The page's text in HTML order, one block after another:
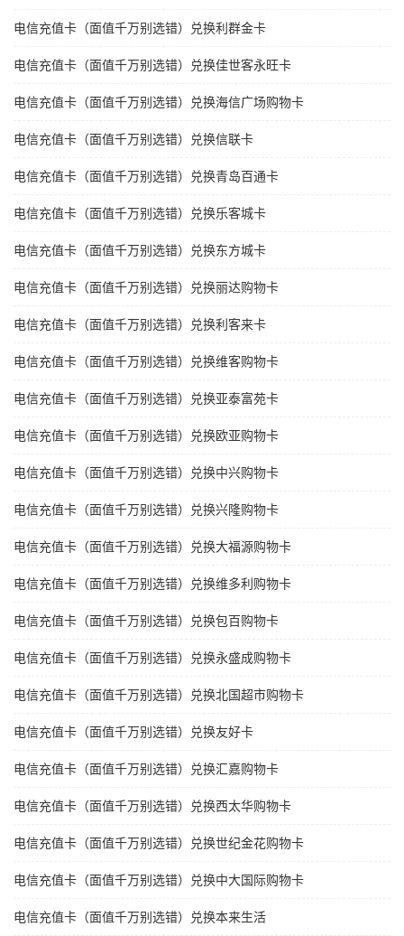
电信充值卡（面值千万别选错）兑换利群金卡
电信充值卡（面值千万别选错）兑换佳世客永旺卡
电信充值卡（面值千万别选错）兑换海信广场购物卡
电信充值卡（面值千万别选错）兑换信联卡
电信充值卡（面值千万别选错）兑换青岛百通卡
电信充值卡（面值千万别选错）兑换乐客城卡
电信充值卡（面值千万别选错）兑换东方城卡
电信充值卡（面值千万别选错）兑换丽达购物卡
电信充值卡（面值千万别选错）兑换利客来卡
电信充值卡（面值千万别选错）兑换维客购物卡
电信充值卡（面值千万别选错）兑换亚泰富苑卡
电信充值卡（面值千万别选错）兑换欧亚购物卡
电信充值卡（面值千万别选错）兑换中兴购物卡
电信充值卡（面值千万别选错）兑换兴隆购物卡
电信充值卡（面值千万别选错）兑换大福源购物卡
电信充值卡（面值千万别选错）兑换维多利购物卡
电信充值卡（面值千万别选错）兑换包百购物卡
电信充值卡（面值千万别选错）兑换永盛成购物卡
电信充值卡（面值千万别选错）兑换北国超市购物卡
电信充值卡（面值千万别选错）兑换友好卡
电信充值卡（面值千万别选错）兑换汇嘉购物卡
电信充值卡（面值千万别选错）兑换西太华购物卡
电信充值卡（面值千万别选错）兑换世纪金花购物卡
电信充值卡（面值千万别选错）兑换中大国际购物卡
电信充值卡（面值千万别选错）兑换本来生活